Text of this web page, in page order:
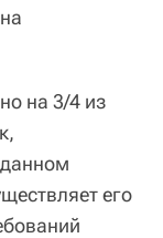
на 3/4 из
его